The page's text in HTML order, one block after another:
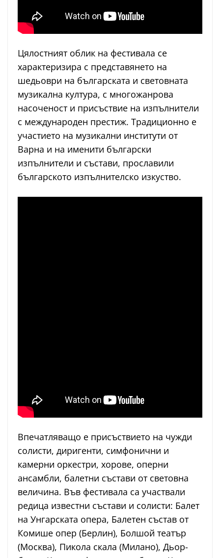
Цялостният облик на фестивала се
характеризира с представянето на
шедьоври на българската и световната
музикална култура, с многожанрова
насоченост и присъствие на изпълнители
с международен престиж. Традиционно е
участието на музикални институти от
Варна и на именити български
изпълнители и състави, прославили
българското изпълнителско изкуство.
Впечатляващо е присъствието на чужди
солисти, диригенти, симфонични и
камерни оркестри, хорове, оперни
ансамбли, балетни състави от световна
величина. Във фестивала са участвали
редица известни състави и солисти: Балет
на Унгарската опера, Балетен състав от
Комише опер (Берлин), Болшой театър
(Москва), Пикола скала (Милано), Дьор-